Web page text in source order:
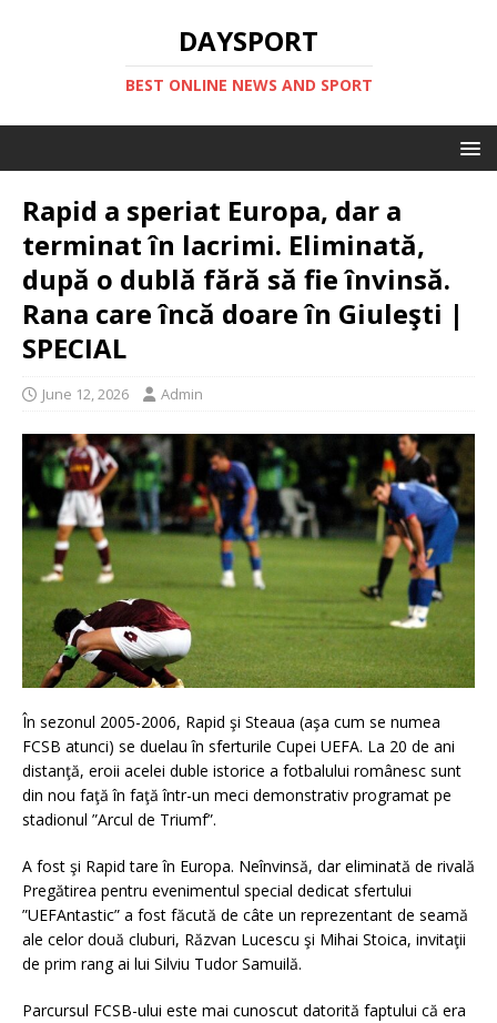
DAYSPORT
BEST ONLINE NEWS AND SPORT
Rapid a speriat Europa, dar a
terminat în lacrimi. Eliminată,
după o dublă fără să fie învinsă.
Rana care încă doare în Giuleşti |
SPECIAL
June 12, 2026 Admin
În sezonul 2005-2006, Rapid şi Steaua (aşa cum se numea
FCSB atunci) se duelau în sferturile Cupei UEFA. La 20 de ani
distanţă, eroii acelei duble istorice a fotbalului românesc sunt
din nou faţă în faţă într-un meci demonstrativ programat pe
stadionul ”Arcul de Triumf”.
A fost şi Rapid tare în Europa. Neînvinsă, dar eliminată de rivală
Pregătirea pentru evenimentul special dedicat sfertului
”UEFAntastic” a fost făcută de câte un reprezentant de seamă
ale celor două cluburi, Răzvan Lucescu şi Mihai Stoica, invitaţii
de prim rang ai lui Silviu Tudor Samuilă.
Parcursul FCSB-ului este mai cunoscut datorită faptului că era